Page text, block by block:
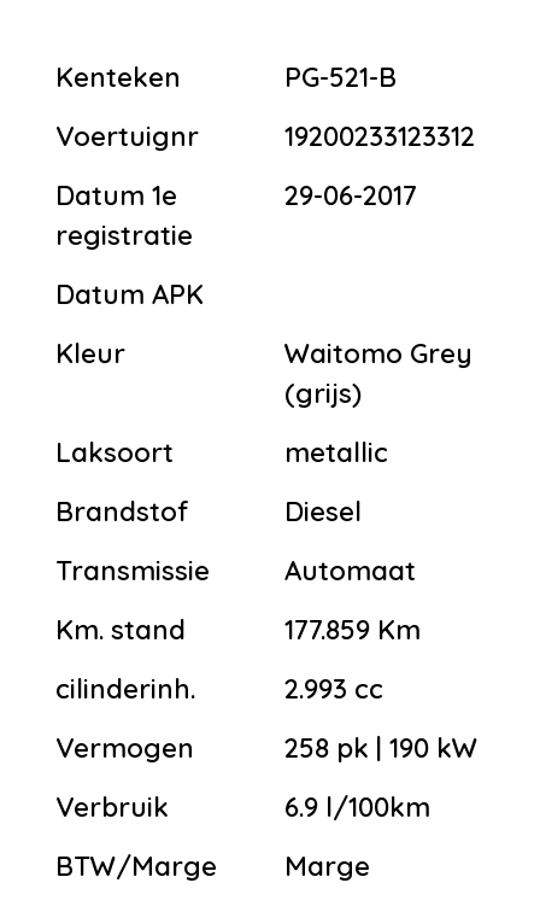
Kenteken
PG-521-B
Voertuignr
19200233123312
Datum 1e
registratie
29-06-2017
Datum APK
Kleur
Waitomo Grey
(grijs)
Laksoort
metallic
Brandstof
Diesel
Transmissie
Automaat
Km. stand
177.859 Km
cilinderinh.
2.993 cc
Vermogen
258 pk | 190 kW
Verbruik
6.9 l/100km
BTW/Marge
Marge